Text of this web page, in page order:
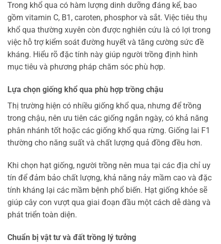
Trong khổ qua có hàm lượng dinh dưỡng đáng kể, bao
gồm vitamin C, B1, caroten, phosphor và sắt. Việc tiêu thụ
khổ qua thường xuyên còn được nghiên cứu là có lợi trong
việc hỗ trợ kiểm soát đường huyết và tăng cường sức đề
kháng. Hiểu rõ đặc tính này giúp người trồng định hình
mục tiêu và phương pháp chăm sóc phù hợp.
Lựa chọn giống khổ qua phù hợp trồng chậu
Thị trường hiện có nhiều giống khổ qua, nhưng để trồng
trong chậu, nên ưu tiên các giống ngắn ngày, có khả năng
phân nhánh tốt hoặc các giống khổ qua rừng. Giống lai F1
thường cho năng suất và chất lượng quả đồng đều hơn.
Khi chọn hạt giống, người trồng nên mua tại các địa chỉ uy
tín để đảm bảo chất lượng, khả năng nảy mầm cao và đặc
tính kháng lại các mầm bệnh phổ biến. Hạt giống khỏe sẽ
giúp cây con vượt qua giai đoạn đầu một cách dễ dàng và
phát triển toàn diện.
Chuẩn bị vật tư và đất trồng lý tưởng